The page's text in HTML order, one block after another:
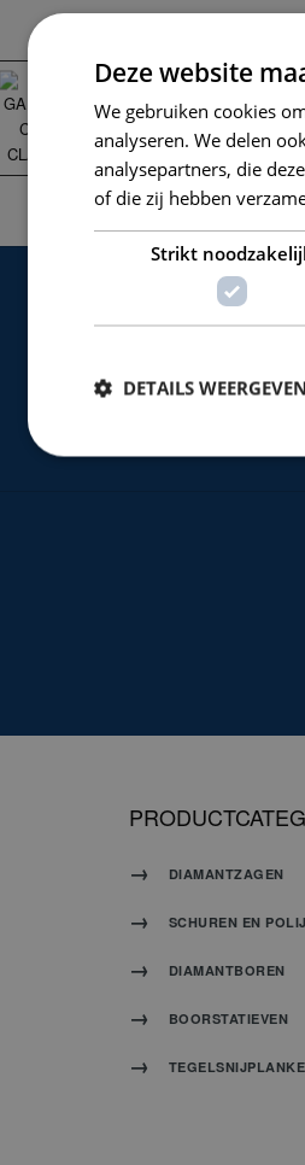
DIAMANTZAGEN
SCHUREN EN
DIAMANTBOREN
BOORSTATIEVEN
Deze website
We gebruiken cookies
analyseren. We delen
analysepartners, die
of die zij hebben
Strikt
DETAILS WEERGEVEN